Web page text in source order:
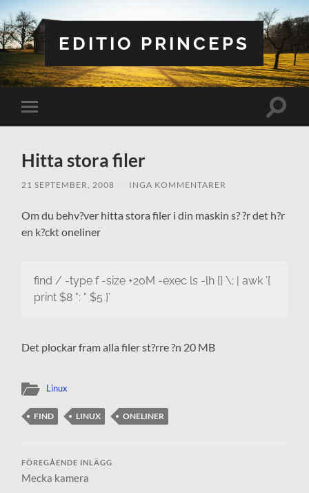
EDITIO PRINCEPS
Slå
på/av
Slå
Hitta stora filer
21 SEPTEMBER, 2008 INGA KOMMENTARER
Om du behv?ver hitta stora filer i din maskin s? ?r det h?r
en k?ckt oneliner
find / -type f -size +20M -exec ls -lh {} \; | awk ’{
print $8 ": " $5 }’
Det plockar fram alla filer st?rre ?n 20 MB
Linux
FIND LINUX ONELINER
FÖREGÅENDE INLÄGG
Mecka kamera